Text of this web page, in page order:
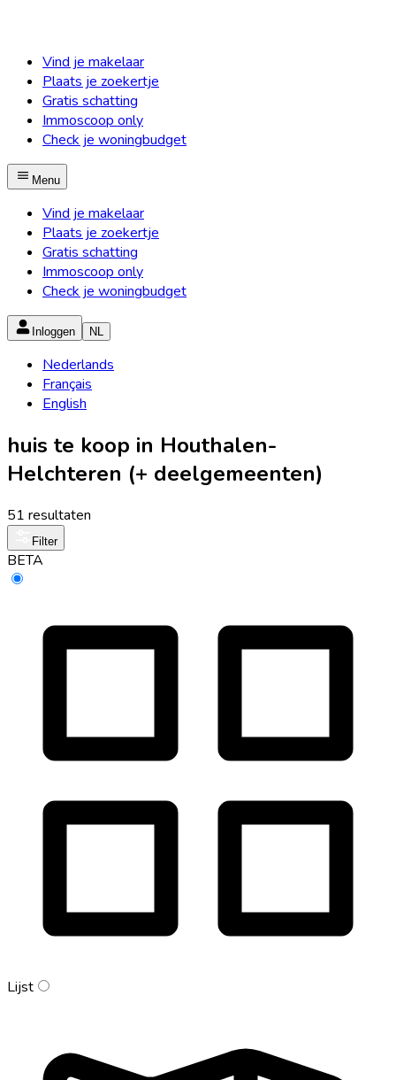
Vind je makelaar
Plaats je zoekertje
Gratis schatting
Immoscoop only
Check je woningbudget
Menu
Vind je makelaar
Plaats je zoekertje
Gratis schatting
Immoscoop only
Check je woningbudget
Inloggen NL
Nederlands
Français
English
huis te koop in Houthalen-
Helchteren (+ deelgemeenten)
51 resultaten
Filter
BETA
Lijst